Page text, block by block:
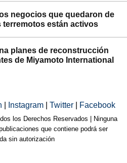
negocios que quedaron de
terremotos están activos
planes de reconstrucción
de Miyamoto International
Instagram Twitter Facebook
los Derechos Reservados | Ninguna
que contiene podrá ser
sin autorización